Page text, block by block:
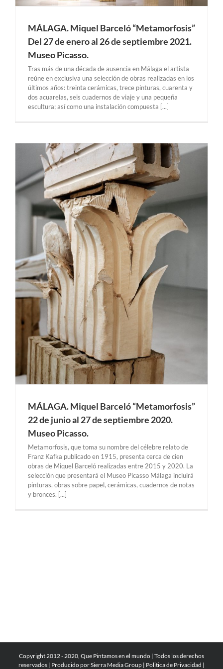
MÁLAGA. Miquel Barceló “Metamorfosis”
Del 27 de enero al 26 de septiembre 2021.
Museo Picasso.
Tras más de una década de ausencia en Málaga el artista
reúne en exclusiva una selección de obras realizadas en los
últimos años: treinta cerámicas, trece pinturas, cuarenta y
dos acuarelas, seis cuadernos de viaje y una pequeña
escultura; así como una instalación compuesta [...]
MÁLAGA. Miquel Barceló “Metamorfosis”
22 de junio al 27 de septiembre 2020.
Museo Picasso.
Metamorfosis, que toma su nombre del célebre relato de
Franz Kafka publicado en 1915, presenta cerca de cien
obras de Miquel Barceló realizadas entre 2015 y 2020. La
selección que presentará el Museo Picasso Málaga incluirá
pinturas, obras sobre papel, cerámicas, cuadernos de notas
y bronces. [...]
Copyright 2012 - 2020, Que Pintamos en el mundo | Todos los derechos
reservados | Producido porSierra Media Group | Politica de Privacidad |